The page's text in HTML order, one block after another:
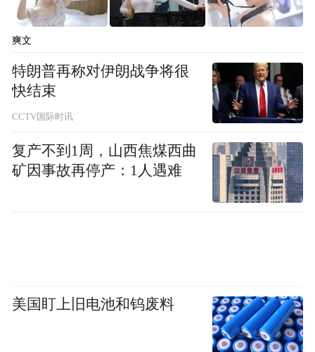
活动现场大咖云集、贤才汇聚，众多高校专
场，多位嘉宾依次登台分享，为产业发展把
脉定向、赋能献策。其中，中山大学旅游学
院刘妙玲、顾媛霞、许云鹏各位老师，皖西
学院体育学院教授、国家级皮划艇裁判员刘
乃宝先生，安徽省拓展团建协会会长陈兵、
执行会长郭铭先生，天下泽雨公司董事长卢
爽文
特朗普再称对伊朗战争将很
快结束
CCTV国际时讯
复产不到1周，山西焦煤西曲
矿因事故再停产：1人遇难
美国盯上旧电池和钨废料